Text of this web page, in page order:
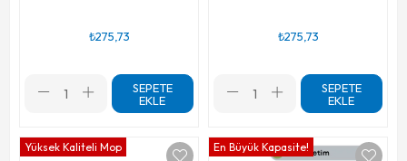
₺275,73
SEPETE
EKLE
₺275,73
SEPETE
EKLE
Yüksek Kaliteli Mop En Büyük Kapasite!